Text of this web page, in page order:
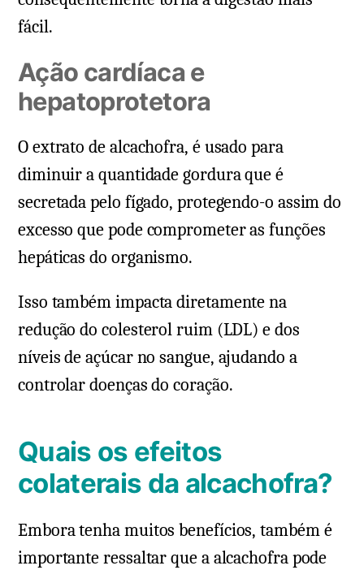
fácil.
Ação cardíaca e
hepatoprotetora
O extrato de alcachofra, é usado para
diminuir a quantidade gordura que é
secretada pelo fígado, protegendo-o assim do
excesso que pode comprometer as funções
hepáticas do organismo.
Isso também impacta diretamente na
redução do colesterol ruim (LDL) e dos
níveis de açúcar no sangue, ajudando a
controlar doenças do coração.
Quais os efeitos
colaterais da alcachofra?
Embora tenha muitos benefícios, também é
importante ressaltar que a alcachofra pode